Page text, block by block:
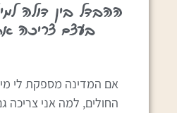
ההבדל בין דולה
בעצם צריכה
אם המדינה מספקת לי
החולים, למה אני צריכה